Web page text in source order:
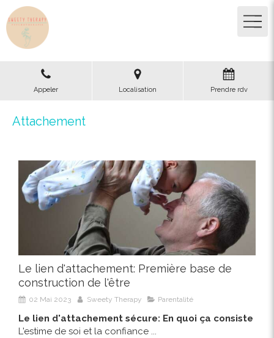
Appeler Localisation Prendre rdv
Attachement
Le lien d'attachement: Première base de
construction de l'être
02 Mai 2023 Sweety Therapy Parentalité
Le lien d'attachement sécure: En quoi ça consiste
L'estime de soi et la confiance ...